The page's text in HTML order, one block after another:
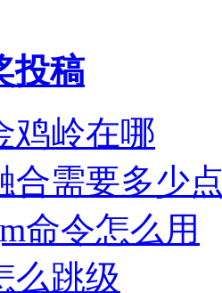
投稿
鸡岭在哪
合需要多少
命令怎么用
么跳级